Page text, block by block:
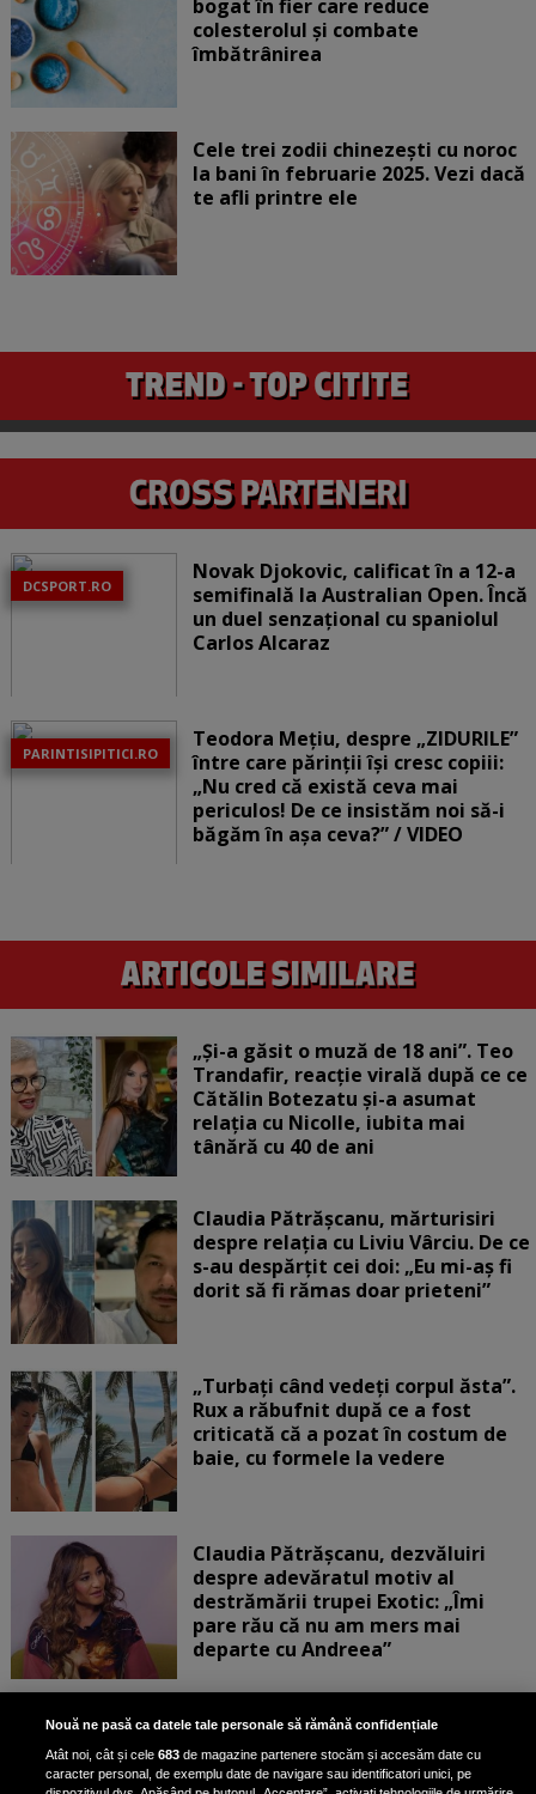
bogat în fier care reduce
colesterolul și combate
îmbătrânirea
Cele trei zodii chinezești cu noroc
la bani în februarie 2025. Vezi dacă
te afli printre ele
DCSPORT.RO
Novak Djokovic, calificat în a 12-a
semifinală la Australian Open. Încă
un duel senzațional cu spaniolul
Carlos Alcaraz
PARINTISIPITICI.RO
Teodora Mețiu, despre „ZIDURILE”
între care părinții își cresc copiii:
„Nu cred că există ceva mai
periculos! De ce insistăm noi să-i
băgăm în așa ceva?” / VIDEO
„Și-a găsit o muză de 18 ani”. Teo
Trandafir, reacție virală după ce ce
Cătălin Botezatu și-a asumat
relația cu Nicolle, iubita mai
tânără cu 40 de ani
Claudia Pătrășcanu, mărturisiri
despre relația cu Liviu Vârciu. De ce
s-au despărțit cei doi: „Eu mi-aș fi
dorit să fi rămas doar prieteni”
„Turbați când vedeți corpul ăsta”.
Rux a răbufnit după ce a fost
criticată că a pozat în costum de
baie, cu formele la vedere
Claudia Pătrășcanu, dezvăluiri
despre adevăratul motiv al
destrămării trupei Exotic: „Îmi
pare rău că nu am mers mai
departe cu Andreea”
Scene incredibile! Ilinca Vandici a
pus mâna pe aparatul de
fotografiat al unui paparazzo și i l-
Nouă ne pasă ca datele tale personale să rămână confidențiale
Atât noi, cât și cele683 de magazine partenere stocăm și accesăm date cu
caracter personal, de exemplu date de navigare sau identificatori unici, pe